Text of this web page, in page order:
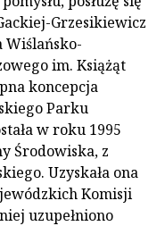
Grzesikiewicz
Wiślańsko-
im. Książąt
koncepcja
Parku
w roku 1995
Środowiska, z
Uzyskała ona
Komisji
uzupełniono